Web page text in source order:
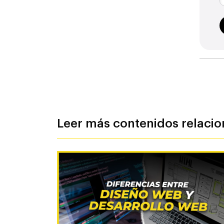
Leer más contenidos